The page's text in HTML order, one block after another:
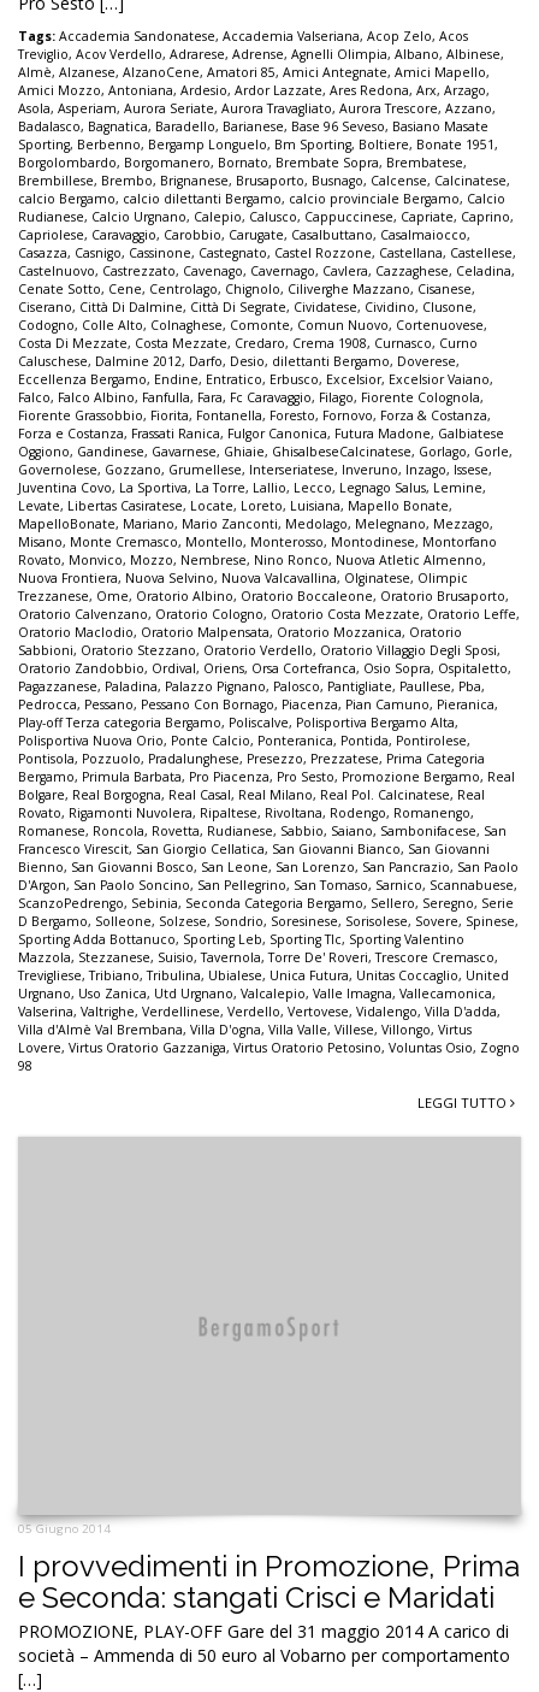
Tags: Accademia Sandonatese, Accademia Valseriana, Acop Zelo, Acos
Treviglio, Acov Verdello, Adrarese, Adrense, Agnelli Olimpia, Albano, Albinese,
Almè, Alzanese, AlzanoCene, Amatori 85, Amici Antegnate, Amici Mapello,
Amici Mozzo, Antoniana, Ardesio, Ardor Lazzate, Ares Redona, Arx, Arzago,
Asola, Asperiam, Aurora Seriate, Aurora Travagliato, Aurora Trescore, Azzano,
Badalasco, Bagnatica, Baradello, Barianese, Base 96 Seveso, Basiano Masate
Sporting, Berbenno, Bergamp Longuelo, Bm Sporting, Boltiere, Bonate 1951,
Borgolombardo, Borgomanero, Bornato, Brembate Sopra, Brembatese,
Brembillese, Brembo, Brignanese, Brusaporto, Busnago, Calcense, Calcinatese,
calcio Bergamo, calcio dilettanti Bergamo, calcio provinciale Bergamo, Calcio
Rudianese, Calcio Urgnano, Calepio, Calusco, Cappuccinese, Capriate, Caprino,
Capriolese, Caravaggio, Carobbio, Carugate, Casalbuttano, Casalmaiocco,
Casazza, Casnigo, Cassinone, Castegnato, Castel Rozzone, Castellana, Castellese,
Castelnuovo, Castrezzato, Cavenago, Cavernago, Cavlera, Cazzaghese, Celadina,
Cenate Sotto, Cene, Centrolago, Chignolo, Ciliverghe Mazzano, Cisanese,
Ciserano, Città Di Dalmine, Città Di Segrate, Cividatese, Cividino, Clusone,
Codogno, Colle Alto, Colnaghese, Comonte, Comun Nuovo, Cortenuovese,
Costa Di Mezzate, Costa Mezzate, Credaro, Crema 1908, Curnasco, Curno
Caluschese, Dalmine 2012, Darfo, Desio, dilettanti Bergamo, Doverese,
Eccellenza Bergamo, Endine, Entratico, Erbusco, Excelsior, Excelsior Vaiano,
Falco, Falco Albino, Fanfulla, Fara, Fc Caravaggio, Filago, Fiorente Colognola,
Fiorente Grassobbio, Fiorita, Fontanella, Foresto, Fornovo, Forza & Costanza,
Forza e Costanza, Frassati Ranica, Fulgor Canonica, Futura Madone, Galbiatese
Oggiono, Gandinese, Gavarnese, Ghiaie, GhisalbeseCalcinatese, Gorlago, Gorle,
Governolese, Gozzano, Grumellese, Interseriatese, Inveruno, Inzago, Issese,
Juventina Covo, La Sportiva, La Torre, Lallio, Lecco, Legnago Salus, Lemine,
Levate, Libertas Casiratese, Locate, Loreto, Luisiana, Mapello Bonate,
MapelloBonate, Mariano, Mario Zanconti, Medolago, Melegnano, Mezzago,
Misano, Monte Cremasco, Montello, Monterosso, Montodinese, Montorfano
Rovato, Monvico, Mozzo, Nembrese, Nino Ronco, Nuova Atletic Almenno,
Nuova Frontiera, Nuova Selvino, Nuova Valcavallina, Olginatese, Olimpic
Trezzanese, Ome, Oratorio Albino, Oratorio Boccaleone, Oratorio Brusaporto,
Oratorio Calvenzano, Oratorio Cologno, Oratorio Costa Mezzate, Oratorio Leffe,
Oratorio Maclodio, Oratorio Malpensata, Oratorio Mozzanica, Oratorio
Sabbioni, Oratorio Stezzano, Oratorio Verdello, Oratorio Villaggio Degli Sposi,
Oratorio Zandobbio, Ordival, Oriens, Orsa Cortefranca, Osio Sopra, Ospitaletto,
Pagazzanese, Paladina, Palazzo Pignano, Palosco, Pantigliate, Paullese, Pba,
Pedrocca, Pessano, Pessano Con Bornago, Piacenza, Pian Camuno, Pieranica,
Play-off Terza categoria Bergamo, Poliscalve, Polisportiva Bergamo Alta,
Polisportiva Nuova Orio, Ponte Calcio, Ponteranica, Pontida, Pontirolese,
Pontisola, Pozzuolo, Pradalunghese, Presezzo, Prezzatese, Prima Categoria
Bergamo, Primula Barbata, Pro Piacenza, Pro Sesto, Promozione Bergamo, Real
Bolgare, Real Borgogna, Real Casal, Real Milano, Real Pol. Calcinatese, Real
Rovato, Rigamonti Nuvolera, Ripaltese, Rivoltana, Rodengo, Romanengo,
Romanese, Roncola, Rovetta, Rudianese, Sabbio, Saiano, Sambonifacese, San
Francesco Virescit, San Giorgio Cellatica, San Giovanni Bianco, San Giovanni
Bienno, San Giovanni Bosco, San Leone, San Lorenzo, San Pancrazio, San Paolo
D'Argon, San Paolo Soncino, San Pellegrino, San Tomaso, Sarnico, Scannabuese,
ScanzoPedrengo, Sebinia, Seconda Categoria Bergamo, Sellero, Seregno, Serie
D Bergamo, Solleone, Solzese, Sondrio, Soresinese, Sorisolese, Sovere, Spinese,
Sporting Adda Bottanuco, Sporting Leb, Sporting Tlc, Sporting Valentino
Mazzola, Stezzanese, Suisio,Tavernola,Torre De' Roveri,Trescore Cremasco,
Trevigliese,Tribiano,Tribulina, Ubialese, Unica Futura, Unitas Coccaglio, United
Urgnano, Uso Zanica, Utd Urgnano, Valcalepio, Valle Imagna, Vallecamonica,
Valserina, Valtrighe, Verdellinese, Verdello, Vertovese, Vidalengo, Villa D'adda,
Villa d'Almè Val Brembana, Villa D'ogna, Villa Valle, Villese, Villongo, Virtus
Lovere, Virtus Oratorio Gazzaniga, Virtus Oratorio Petosino, Voluntas Osio, Zogno
98
LEGGI TUTTO
05 Giugno 2014
I provvedimenti in Promozione, Prima
e Seconda: stangati Crisci e Maridati
PROMOZIONE, PLAY-OFF Gare del 31 maggio 2014 A carico di
società – Ammenda di 50 euro al Vobarno per comportamento
[…]